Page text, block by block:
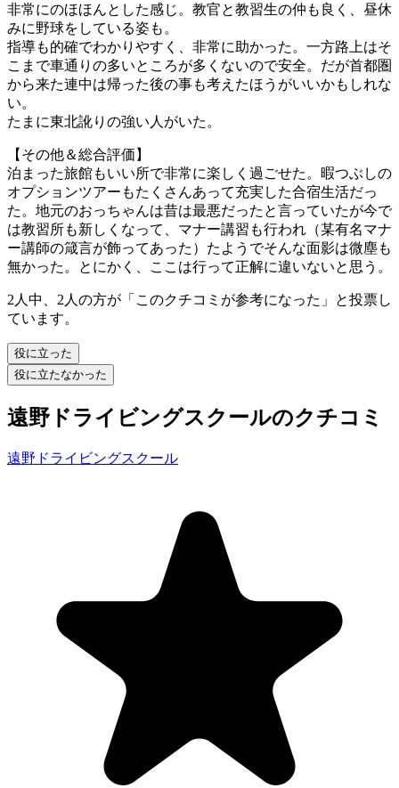
非常にのほほんとした感じ。教官と教習生の仲も良く、昼休
みに野球をしている姿も。
指導も的確でわかりやすく、非常に助かった。一方路上はそ
こまで車通りの多いところが多くないので安全。だが首都圏
から来た連中は帰った後の事も考えたほうがいいかもしれな
い。
たまに東北訛りの強い人がいた。
【その他＆総合評価】
泊まった旅館もいい所で非常に楽しく過ごせた。暇つぶしの
オプションツアーもたくさんあって充実した合宿生活だっ
た。地元のおっちゃんは昔は最悪だったと言っていたが今で
は教習所も新しくなって、マナー講習も行われ（某有名マナ
ー講師の箴言が飾ってあった）たようでそんな面影は微塵も
無かった。とにかく、ここは行って正解に違いないと思う。
2人中、2人の方が「このクチコミが参考になった」と投票し
ています。
役に立った
役に立たなかった
遠野ドライビングスクールのクチコミ
遠野ドライビングスクール